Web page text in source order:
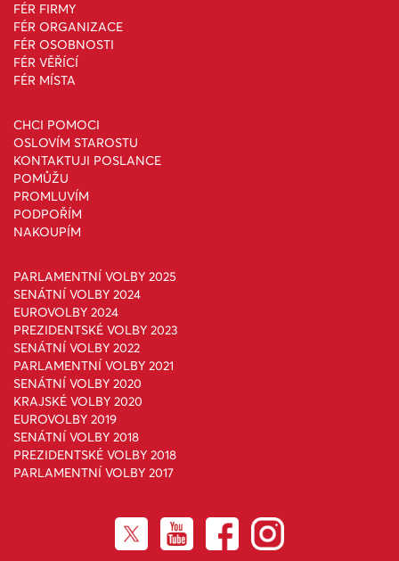
FÉR FIRMY
FÉR ORGANIZACE
FÉR OSOBNOSTI
FÉR VĚŘÍCÍ
FÉR MÍSTA
CHCI POMOCI
OSLOVÍM STAROSTU
KONTAKTUJI POSLANCE
POMŮŽU
PROMLUVÍM
PODPOŘÍM
NAKOUPÍM
PARLAMENTNÍ VOLBY 2025
SENÁTNÍ VOLBY 2024
EUROVOLBY 2024
PREZIDENTSKÉ VOLBY 2023
SENÁTNÍ VOLBY 2022
PARLAMENTNÍ VOLBY 2021
SENÁTNÍ VOLBY 2020
KRAJSKÉ VOLBY 2020
EUROVOLBY 2019
SENÁTNÍ VOLBY 2018
PREZIDENTSKÉ VOLBY 2018
PARLAMENTNÍ VOLBY 2017